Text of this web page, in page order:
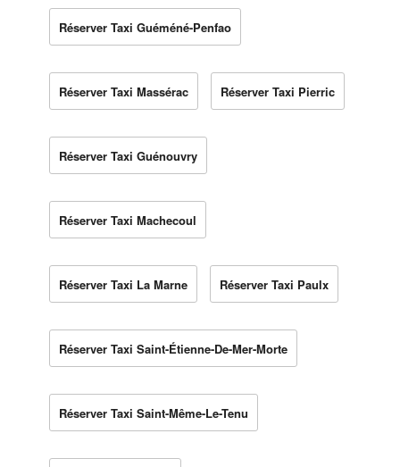
Réserver Taxi Guéméné-Penfao
Réserver Taxi Massérac Réserver Taxi Pierric
Réserver Taxi Guénouvry
Réserver Taxi Machecoul
Réserver Taxi La Marne Réserver Taxi Paulx
Réserver Taxi Saint-Étienne-De-Mer-Morte
Réserver Taxi Saint-Même-Le-Tenu